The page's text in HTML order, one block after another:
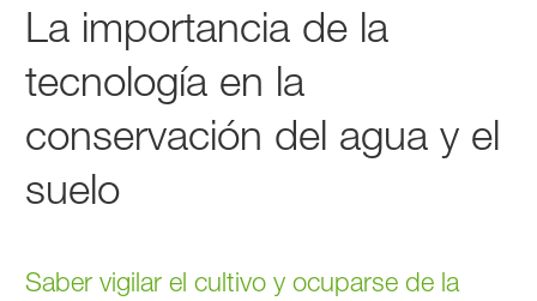
La importancia de la
tecnología en la
conservación del agua y el
suelo
Saber vigilar el cultivo y ocuparse de la